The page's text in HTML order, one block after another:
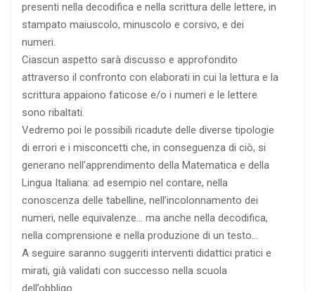
presenti nella decodifica e nella scrittura delle lettere, in
stampato maiuscolo, minuscolo e corsivo, e dei
numeri.
Ciascun aspetto sarà discusso e approfondito
attraverso il confronto con elaborati in cui la lettura e la
scrittura appaiono faticose e/o i numeri e le lettere
sono ribaltati.
Vedremo poi le possibili ricadute delle diverse tipologie
di errori e i misconcetti che, in conseguenza di ciò, si
generano nell’apprendimento della Matematica e della
Lingua Italiana: ad esempio nel contare, nella
conoscenza delle tabelline, nell’incolonnamento dei
numeri, nelle equivalenze… ma anche nella decodifica,
nella comprensione e nella produzione di un testo…
A seguire saranno suggeriti interventi didattici pratici e
mirati, già validati con successo nella scuola
dell’obbligo.